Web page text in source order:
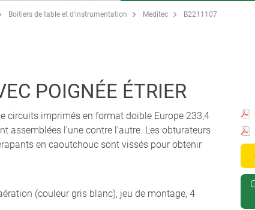
Boitiers de table et d'instrumentation Meditec B2211107
POIGNÉE ÉTRIER
circuits imprimés en format doible Europe 233,4
assemblées l'une contre l'autre. Les obturateurs
en caoutchouc sont vissés pour obtenir
(couleur gris blanc), jeu de montage, 4